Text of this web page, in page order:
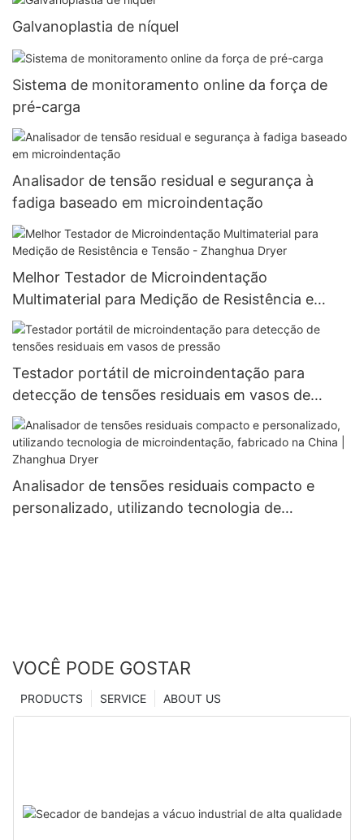
Galvanoplastia de níquel
Sistema de monitoramento online da força de
pré-carga
Analisador de tensão residual e segurança à
fadiga baseado em microindentação
Melhor Testador de Microindentação
Multimaterial para Medição de Resistência e
Tensão - Zhanghua Dryer
Testador portátil de microindentação para
detecção de tensões residuais em vasos de
pressão
Analisador de tensões residuais compacto e
personalizado, utilizando tecnologia de
VOCÊ PODE GOSTAR
ABOUT US
SERVICE
PRODUCTS